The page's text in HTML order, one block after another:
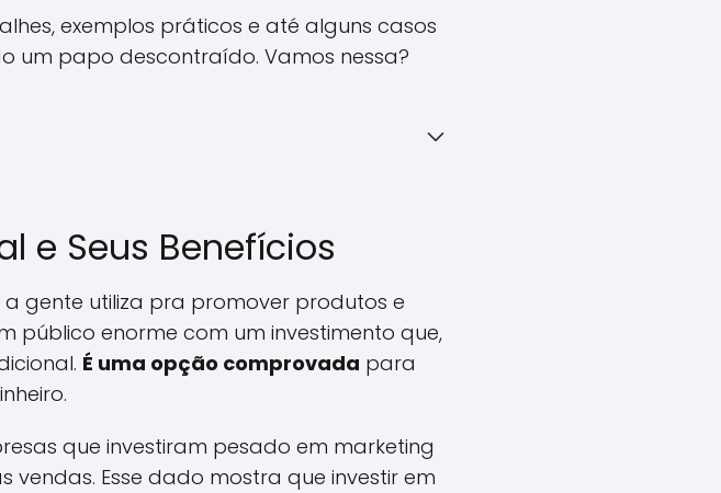
exemplos práticos e até alguns casos
um papo descontraído. Vamos nessa?
e Seus Benefícios
gente utiliza pra promover produtos e
público enorme com um investimento que,
É uma opção comprovada para
que investiram pesado em marketing
Esse dado mostra que investir em